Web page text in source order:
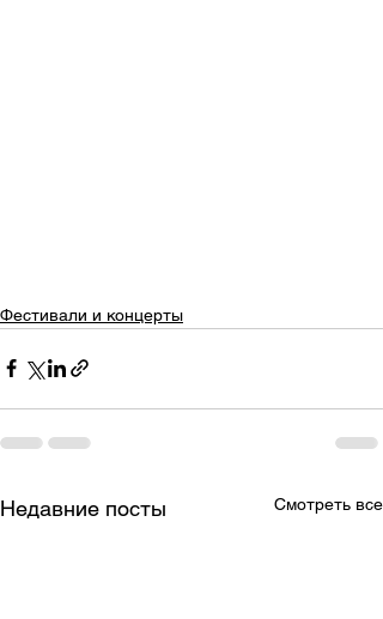
Фестивали и концерты
Недавние посты Смотреть все